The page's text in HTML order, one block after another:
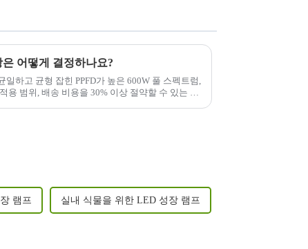
어떻게 결정하나요?
하고 균형 잡힌 PPFD가 높은 600W 풀 스펙트럼,
용 범위, 배송 비용을 30% 이상 절약할 수 있는 분
램프 실내 식물을 위한 LED 성장 램프